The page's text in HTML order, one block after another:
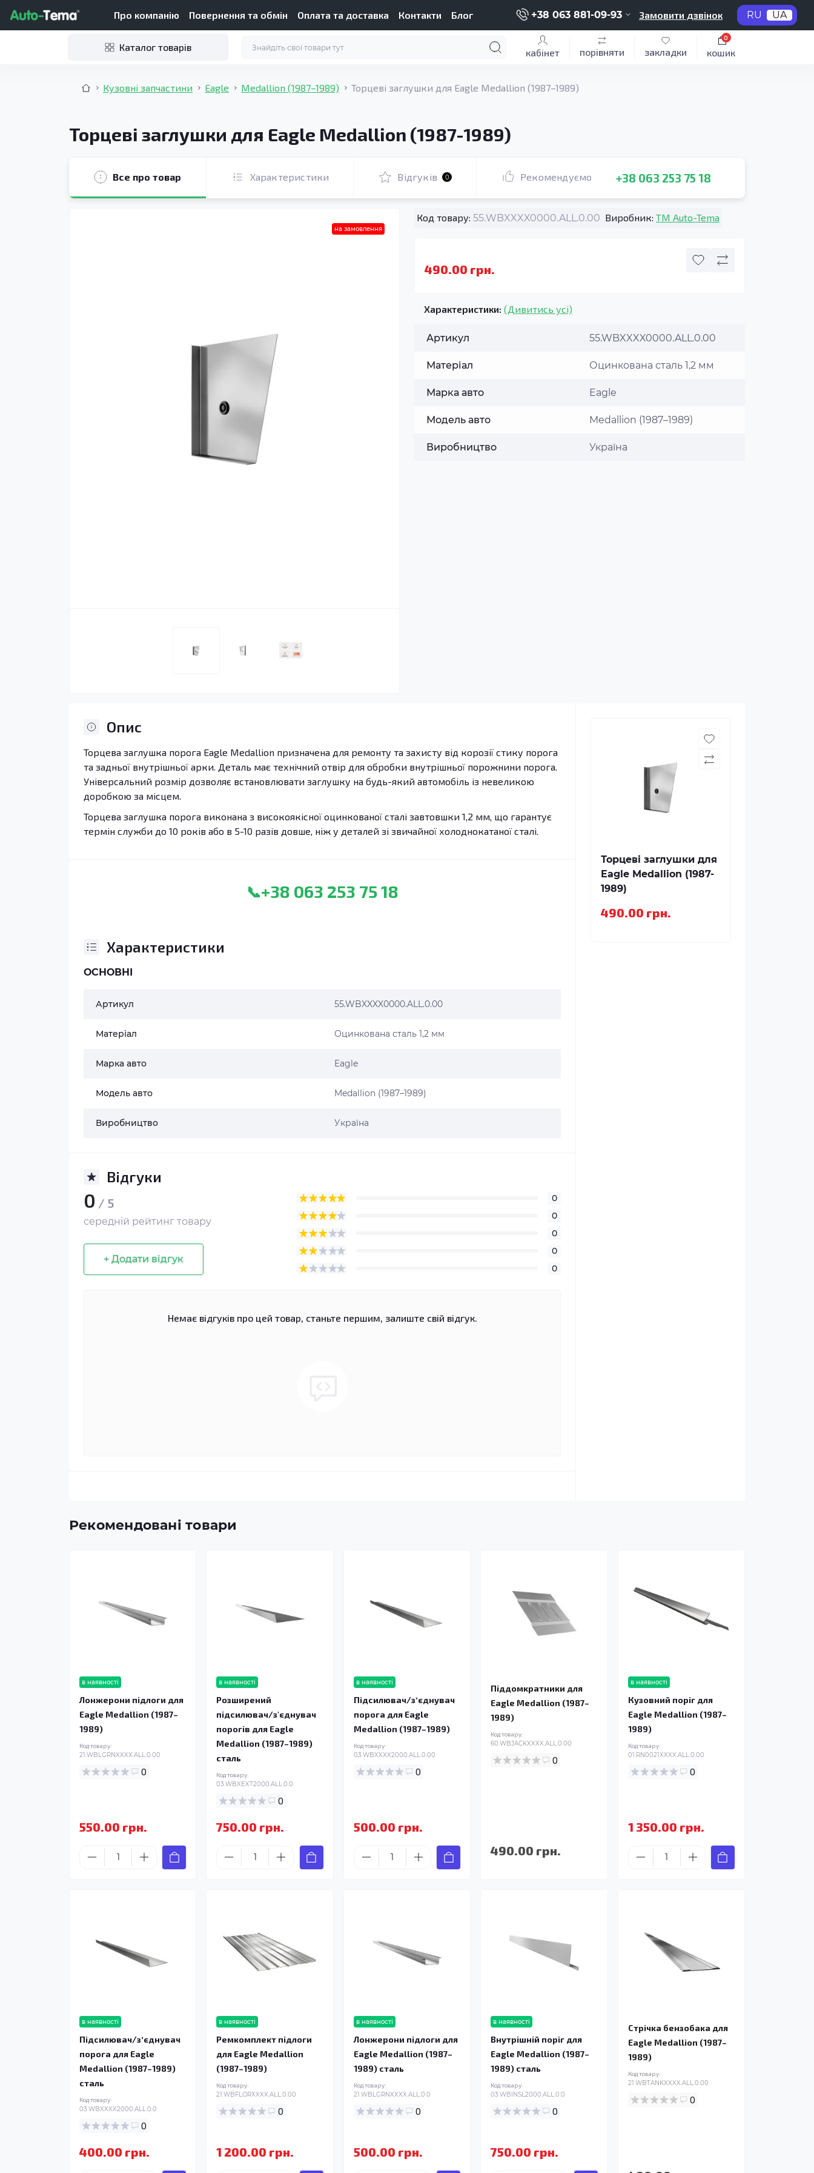
Про компанію Повернення та обмін Оплата та доставка Контакти Блог +38 063 881-09-93 Замовити дзвінок RU UA
Каталог товарів кабінет порівняти закладки кошик
0
Кузовні запчастини Eagle Medallion (1987–1989) Торцеві заглушки для Eagle Medallion (1987–1989)
Торцеві заглушки для Eagle Medallion (1987-1989)
Все про товар Характеристики Відгуків 0 Рекомендуємо +38 063 253 75 18
на замовлення
Код товару: 55.WBXXXX0000.ALL.0.00 Виробник: TM Auto-Tema
490.00 грн.
Характеристики: (Дивитись усі)
Артикул 55.WBXXXX0000.ALL.0.00
Матеріал Оцинкована сталь 1,2 мм
Марка авто Eagle
Модель авто Medallion (1987–1989)
Виробництво Україна
Опис
Торцева заглушка порога Eagle Medallion призначена для ремонту та захисту від корозії стику порога
та задньої внутрішньої арки. Деталь має технічний отвір для обробки внутрішньої порожнини порога.
Універсальний розмір дозволяє встановлювати заглушку на будь-який автомобіль із невеликою
доробкою за місцем.
Торцева заглушка порога виконана з високоякісної оцинкованої сталі завтовшки 1,2 мм, що гарантує
термін служби до 10 років або в 5-10 разів довше, ніж у деталей зі звичайної холоднокатаної сталі.
📞+38 063 253 75 18
Характеристики
ОСНОВНІ
Артикул 55.WBXXXX0000.ALL.0.00
Матеріал Оцинкована сталь 1,2 мм
Марка авто Eagle
Модель авто Medallion (1987–1989)
Виробництво Україна
Відгуки
0 / 5
середній рейтинг товару
+ Додати відгук
0
0
0
0
0
Немає відгуків про цей товар, станьте першим, залиште свій відгук.
Торцеві заглушки для
Eagle Medallion (1987-
1989)
490.00 грн.
Рекомендовані товари
в наявності
Лонжерони підлоги для
Eagle Medallion (1987–
1989)
Код товару:
21.WBLGRNXXXX.ALL.0.00
0
550.00 грн.
в наявності
Розширений
підсилювач/з'єднувач
порогів для Eagle
Medallion (1987–1989)
сталь
Код товару:
03.WBXEXT2000.ALL.0.0
0
750.00 грн.
в наявності
Підсилювач/зʼєднувач
порога для Eagle
Medallion (1987–1989)
Код товару:
03.WBXXXX2000.ALL.0.00
0
500.00 грн.
Піддомкратники для
Eagle Medallion (1987–
1989)
Код товару:
60.WBJACKXXXX.ALL.0.00
0
490.00 грн.
в наявності
Кузовний поріг для
Eagle Medallion (1987–
1989)
Код товару:
01.RN0021XXXX.ALL.0.00
0
1 350.00 грн.
в наявності
Підсилювач/зʼєднувач
порога для Eagle
Medallion (1987–1989)
сталь
Код товару:
03.WBXXXX2000.ALL.0.0
0
400.00 грн.
в наявності
Ремкомплект підлоги
для Eagle Medallion
(1987–1989)
Код товару:
21.WBFLORXXXX.ALL.0.00
0
1 200.00 грн.
в наявності
Лонжерони підлоги для
Eagle Medallion (1987–
1989) сталь
Код товару:
21.WBLGRNXXXX.ALL.0.0
0
500.00 грн.
в наявності
Внутрішній поріг для
Eagle Medallion (1987–
1989) сталь
Код товару:
03.WBINSL2000.ALL.0.0
0
750.00 грн.
Стрічка бензобака для
Eagle Medallion (1987–
1989)
Код товару:
21.WBTANKXXXX.ALL.0.00
0